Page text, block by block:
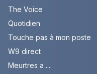
The Voice
Quotidien
Touche pas à mon poste
W9 direct
Meurtres a ...